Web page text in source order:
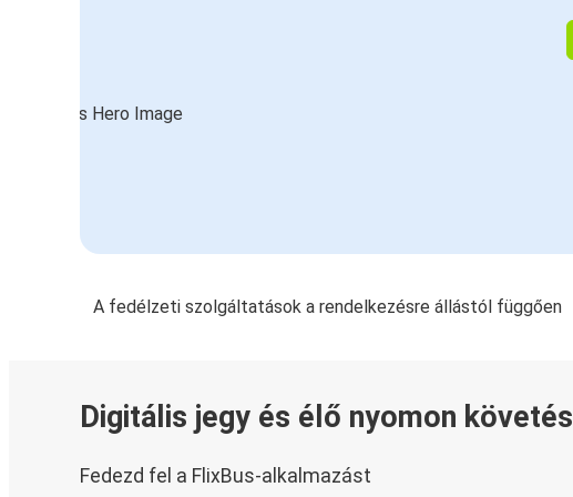
A fedélzeti szolgáltatások a rendelkezésre állástól függően
Digitális jegy és élő nyomon követés
Fedezd fel a FlixBus-alkalmazást